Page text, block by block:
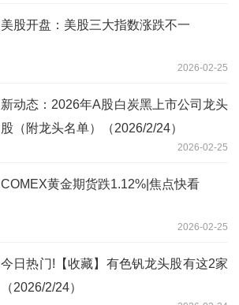
美股开盘：美股三大指数涨跌不一
2026-02-25
新动态：2026年A股白炭黑上市公司龙头
股（附龙头名单）（2026/2/24）
2026-02-25
COMEX黄金期货跌1.12%|焦点快看
2026-02-25
今日热门!【收藏】有色钒龙头股有这2家
（2026/2/24）